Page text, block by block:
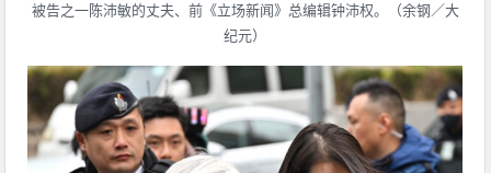
被告之一陈沛敏的丈夫、前《立场新闻》总编辑钟沛权。（余钢／大
纪元）